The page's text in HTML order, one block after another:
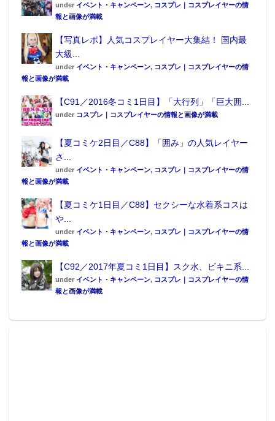
under イベント・キャンペーン, コスプレ｜コスプレイヤーの情
報と画像が満載
【写真レポ】人気コスプレイヤー大集結！ 国内最
大級...
under イベント・キャンペーン, コスプレ｜コスプレイヤーの情
報と画像が満載
【C91／2016冬コミ1日目】「大行列」「巨大囲...
under コスプレ｜コスプレイヤーの情報と画像が満載
【夏コミケ2日目／C88】「囲み」の人気レイヤー
さ...
under イベント・キャンペーン, コスプレ｜コスプレイヤーの情
報と画像が満載
【夏コミケ1日目／C88】セクシーな水着系コスは
や...
under イベント・キャンペーン, コスプレ｜コスプレイヤーの情
報と画像が満載
【C92／2017年夏コミ1日目】スク水、ビキニ系...
under イベント・キャンペーン, コスプレ｜コスプレイヤーの情
報と画像が満載